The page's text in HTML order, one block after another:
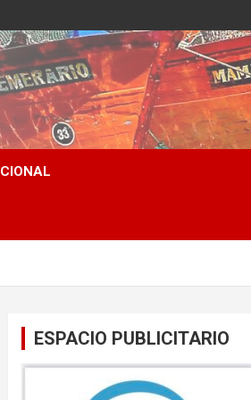
ESPACIO PUBLICITARIO